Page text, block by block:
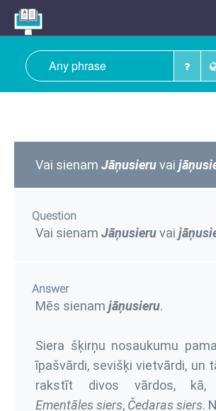
Vai sienam Jāņusieruvai
Question
Vai sienam Jāņusieruvai
Answer
Mēs sienam jāņusieru.
Siera šķirņu nosaukumu
īpašvārdi, sevišķi vietvārdi, un
rakstīt divos vārdos, kā,
Ementāles siers, Čedaras siers.